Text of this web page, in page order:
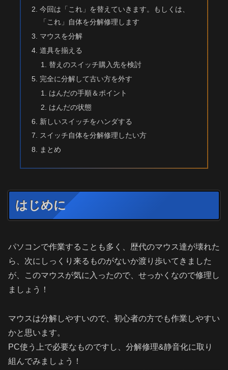
今回は「これ」を替えていきます。もしくは、
「これ」自体を分解修理します
マウスを分解
道具を揃える
替えのスイッチ購入先を検討
完全に分解して古い方を外す
はんだの手順＆ポイント
はんだの状態
新しいスイッチをハンダする
スイッチ自体を分解修理したい方
まとめ
はじめに
パソコンで作業することも多く、歴代のマウス達が壊れた
ら、次にしっくり来るものがないか渡り歩いてきました
が、このマウスが気に入ったので、せっかくなので修理し
ましょう！
マウスは分解しやすいので、初心者の方でも作業しやすい
かと思います。
PC使う上で必要なものですし、分解修理&静音化に取り
組んでみましょう！